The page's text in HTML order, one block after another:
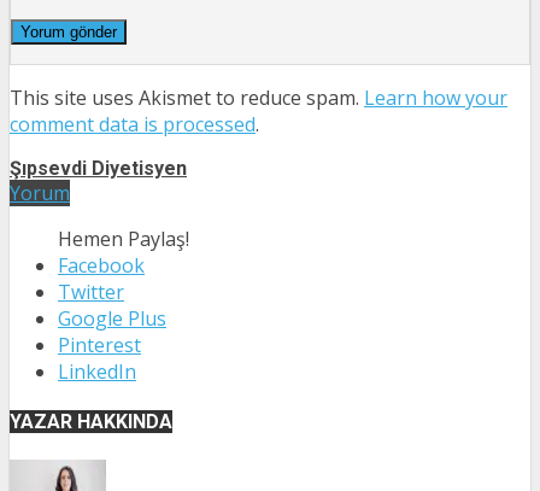
This site uses Akismet to reduce spam. Learn how your
comment data is processed.
Şıpsevdi Diyetisyen
Yorum
Hemen Paylaş!
Facebook
Twitter
Google Plus
Pinterest
LinkedIn
YAZAR HAKKINDA